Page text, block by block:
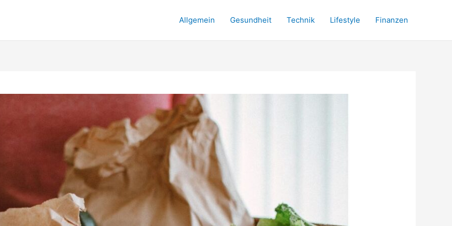
Allgemein Gesundheit Technik Lifestyle Finanzen